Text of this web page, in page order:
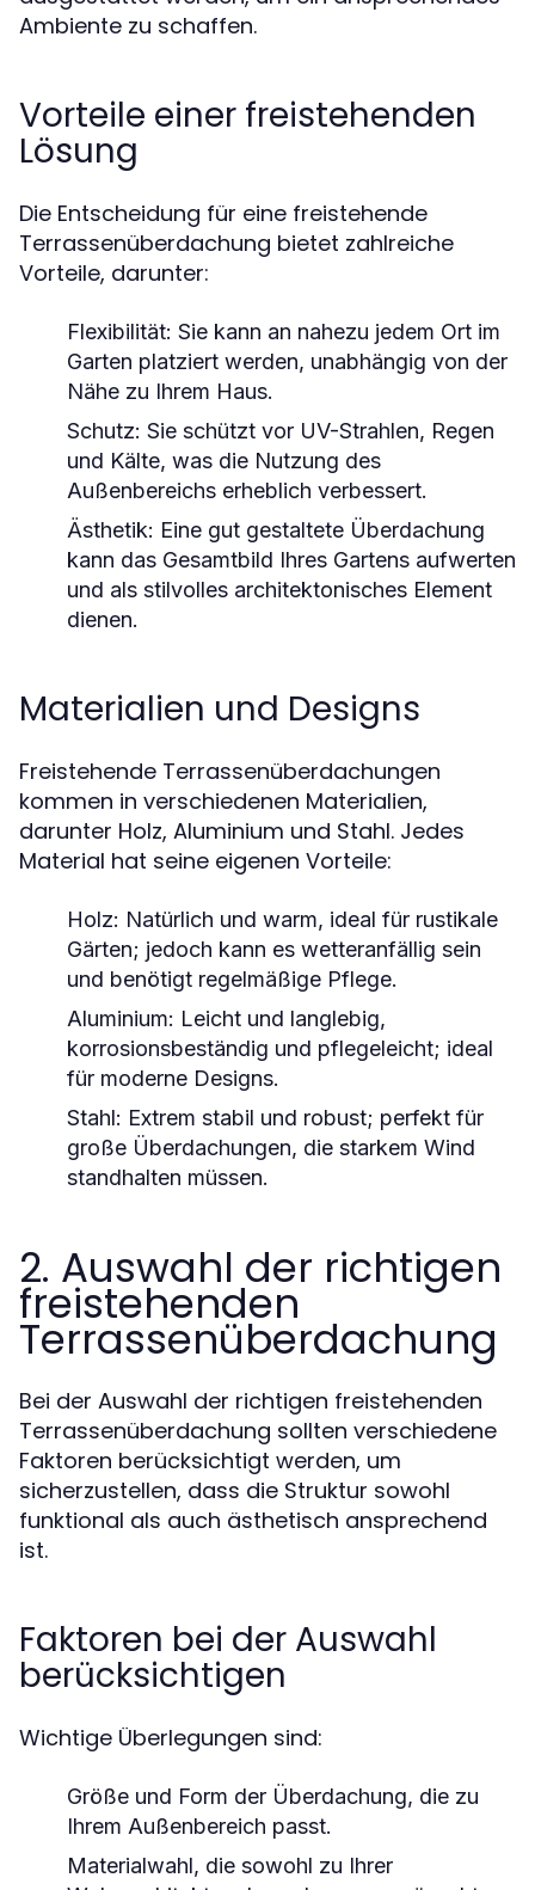
Ambiente zu schaffen.
Vorteile einer freistehenden
Lösung
Die Entscheidung für eine freistehende
Terrassenüberdachung bietet zahlreiche
Vorteile, darunter:
Flexibilität: Sie kann an nahezu jedem Ort im
Garten platziert werden, unabhängig von der
Nähe zu Ihrem Haus.
Schutz: Sie schützt vor UV-Strahlen, Regen
und Kälte, was die Nutzung des
Außenbereichs erheblich verbessert.
Ästhetik: Eine gut gestaltete Überdachung
kann das Gesamtbild Ihres Gartens aufwerten
und als stilvolles architektonisches Element
dienen.
Materialien und Designs
Freistehende Terrassenüberdachungen
kommen in verschiedenen Materialien,
darunter Holz, Aluminium und Stahl. Jedes
Material hat seine eigenen Vorteile:
Holz: Natürlich und warm, ideal für rustikale
Gärten; jedoch kann es wetteranfällig sein
und benötigt regelmäßige Pflege.
Aluminium: Leicht und langlebig,
korrosionsbeständig und pflegeleicht; ideal
für moderne Designs.
Stahl: Extrem stabil und robust; perfekt für
große Überdachungen, die starkem Wind
standhalten müssen.
2. Auswahl der richtigen
freistehenden
Terrassenüberdachung
Bei der Auswahl der richtigen freistehenden
Terrassenüberdachung sollten verschiedene
Faktoren berücksichtigt werden, um
sicherzustellen, dass die Struktur sowohl
funktional als auch ästhetisch ansprechend
ist.
Faktoren bei der Auswahl
berücksichtigen
Wichtige Überlegungen sind:
Größe und Form der Überdachung, die zu
Ihrem Außenbereich passt.
Materialwahl, die sowohl zu Ihrer